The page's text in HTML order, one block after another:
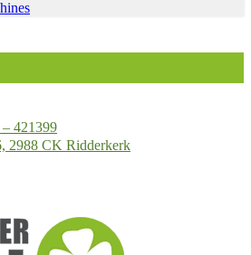
421399
2988 CK Ridderkerk